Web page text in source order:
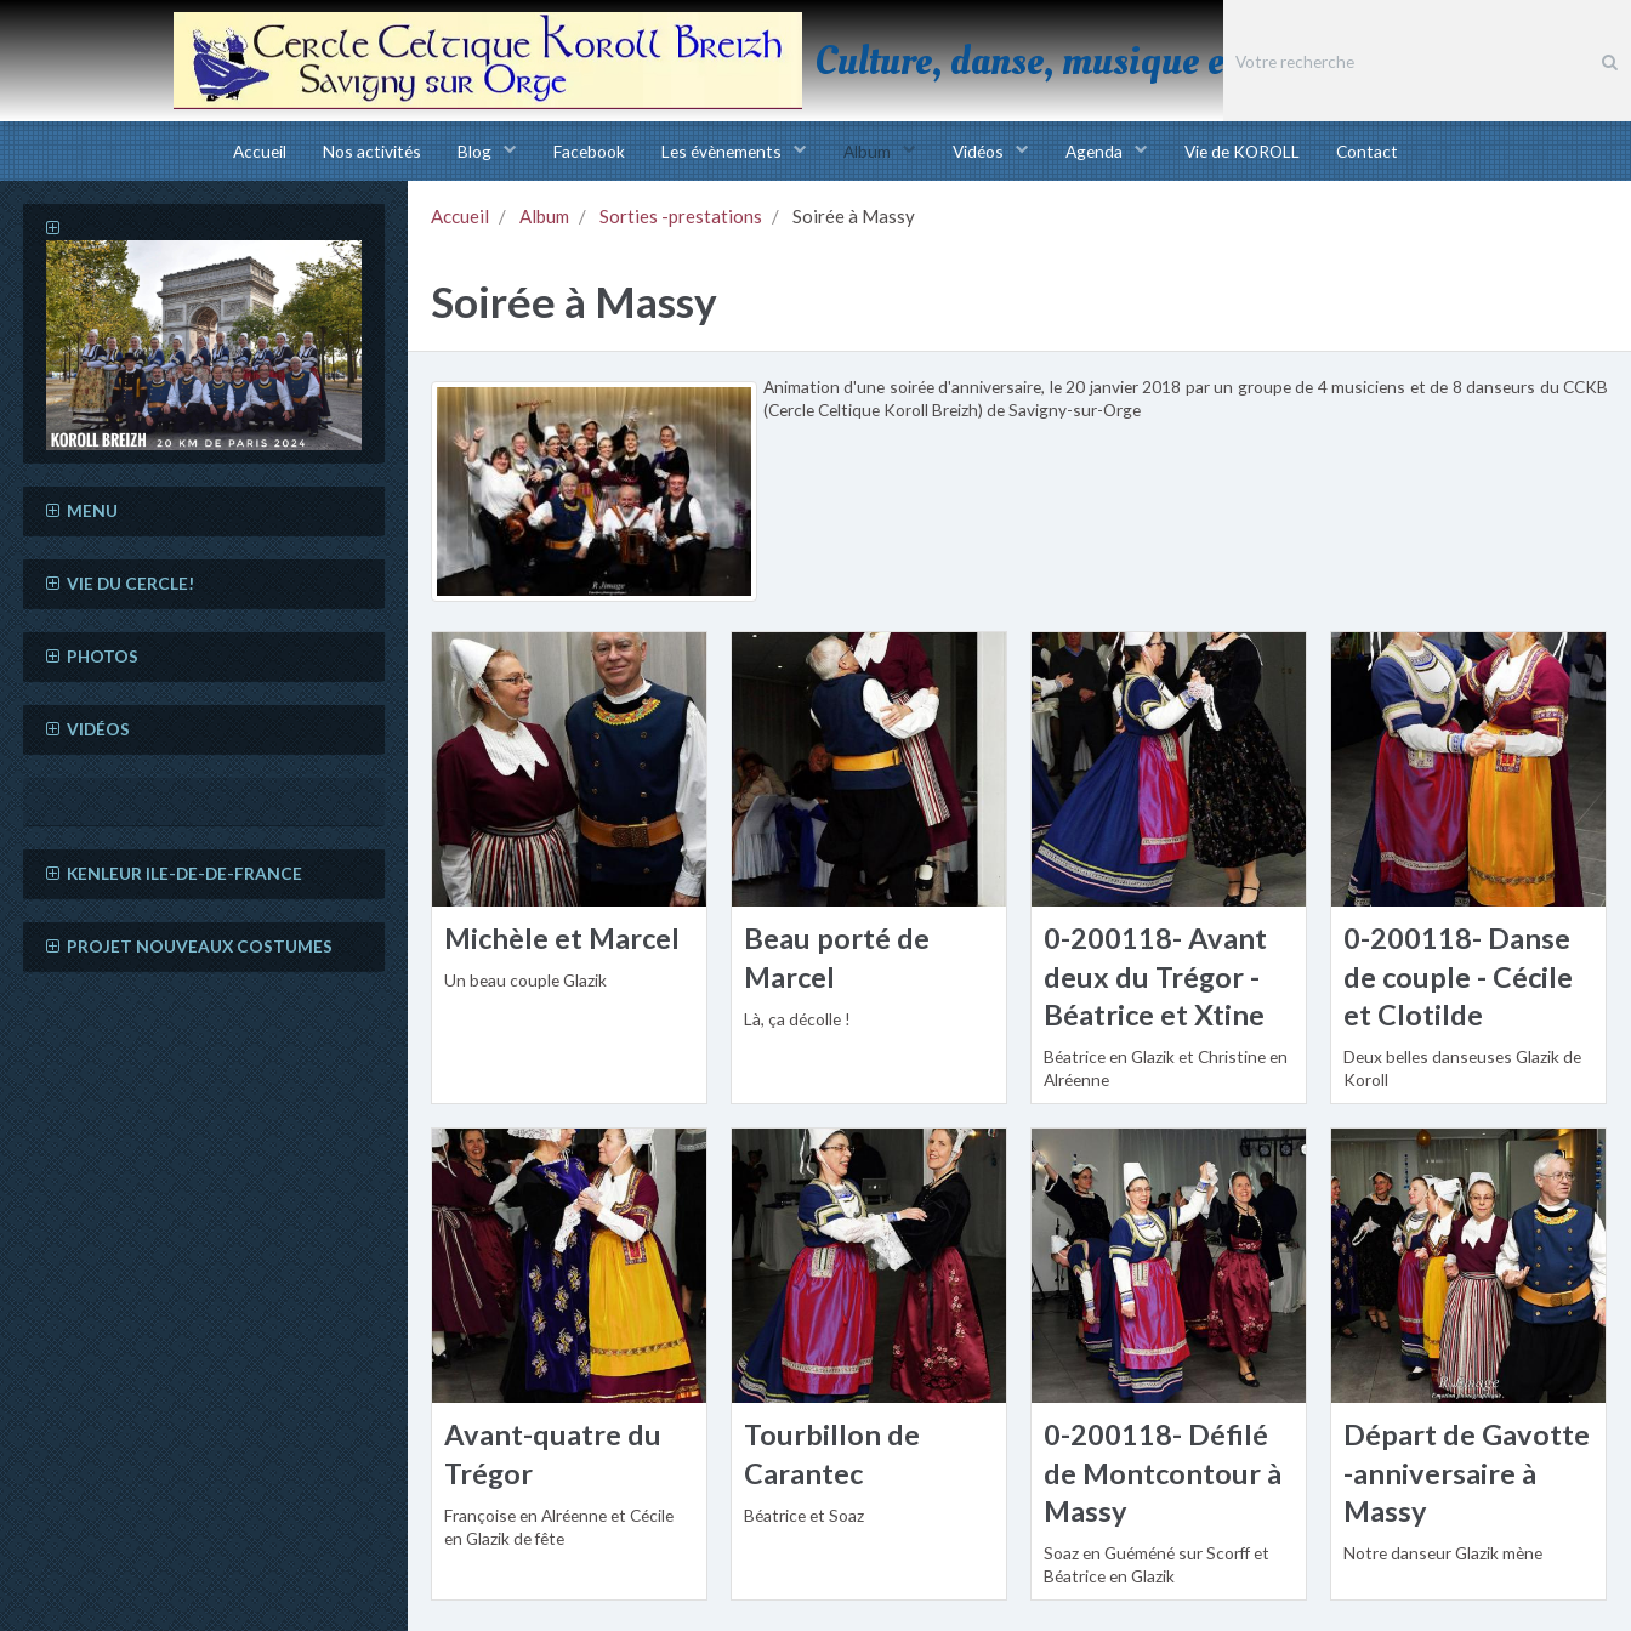
Culture, danse, musique et chant bretons
Accueil Nos activités Blog Facebook Les évènements Album Vidéos Agenda Vie de KOROLL Contact
Accueil Album Sorties -prestations Soirée à Massy
Soirée à Massy
Animation d'une soirée d'anniversaire, le 20 janvier 2018 par un groupe de 4 musiciens et de 8 danseurs du CCKB
(Cercle Celtique Koroll Breizh) de Savigny-sur-Orge
Michèle et Marcel
Un beau couple Glazik
Beau porté de
Marcel
Là, ça décolle !
0-200118- Avant
deux du Trégor -
Béatrice et Xtine
Béatrice en Glazik et Christine en
Alréenne
0-200118- Danse
de couple - Cécile
et Clotilde
Deux belles danseuses Glazik de
Koroll
Avant-quatre du
Trégor
Françoise en Alréenne et Cécile
en Glazik de fête
Tourbillon de
Carantec
Béatrice et Soaz
0-200118- Défilé
de Montcontour à
Massy
Soaz en Guéméné sur Scorff et
Béatrice en Glazik
Départ de Gavotte
-anniversaire à
Massy
Notre danseur Glazik mène
MENU
VIE DU CERCLE!
PHOTOS
VIDÉOS
KENLEUR ILE-DE-DE-FRANCE
PROJET NOUVEAUX COSTUMES